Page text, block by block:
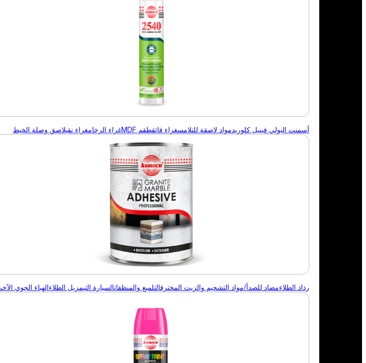
أسمنت البولي فينيل كلوريدمواد لاصقة للتلامسغراء فائقطقم MDF غراء الرخامغراء نقيلاصق وصلة الخيط
رذاذ الطلاءمضاد للصدأ/مواد التشحيم والزيت المخترقالتلميع والمنظفاتالسيارة التيمزيل الطلاء الهباء الجوي الآخر